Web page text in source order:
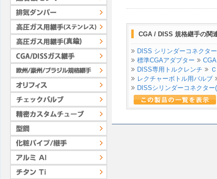
CGA / DISS 規格継手の関
DISS シリンダーコネクター
標準CGAアダプター
DISS専用トルクレンチ
レクチャーボトル用バルブ
DISSシリンダーコネクター